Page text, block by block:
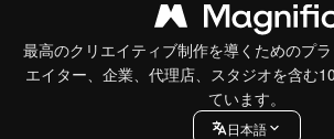
最高のクリエイティブ制作を導くためのプ
エイター、企業、代理店、スタジオを含む
ています。
日本語